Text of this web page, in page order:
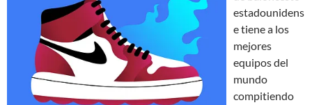
estadounidens
e tiene a los
mejores
equipos del
mundo
compitiendo